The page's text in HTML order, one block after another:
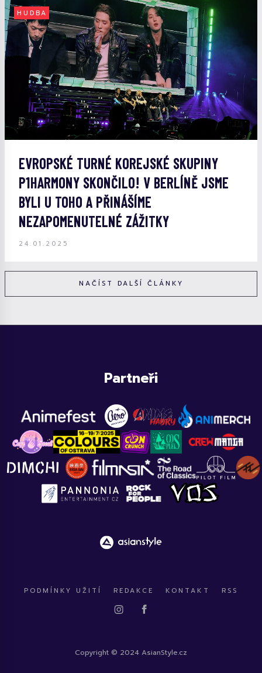
HUDBA
EVROPSKÉ TURNÉ KOREJSKÉ SKUPINY
P1HARMONY SKONČILO! V BERLÍNĚ JSME
BYLI U TOHO A PŘINÁŠÍME
NEZAPOMENUTELNÉ ZÁŽITKY
24.01.2025
NAČÍST DALŠÍ ČLÁNKY
Partneři
PODMÍNKY UŽITÍ REDAKCE KONTAKT RSS
Copyright © 2024 AsianStyle.cz